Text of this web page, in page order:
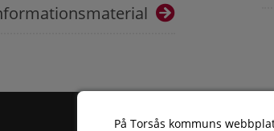
På Torsås kommuns